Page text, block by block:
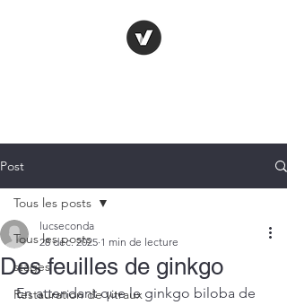
Post
Tous les posts
stages
Restauration de vitraux
Tous les posts
Des feuilles de ginkgo
lucseconda
28 déc. 2025 1 min de lecture
En attendant que le ginkgo biloba de